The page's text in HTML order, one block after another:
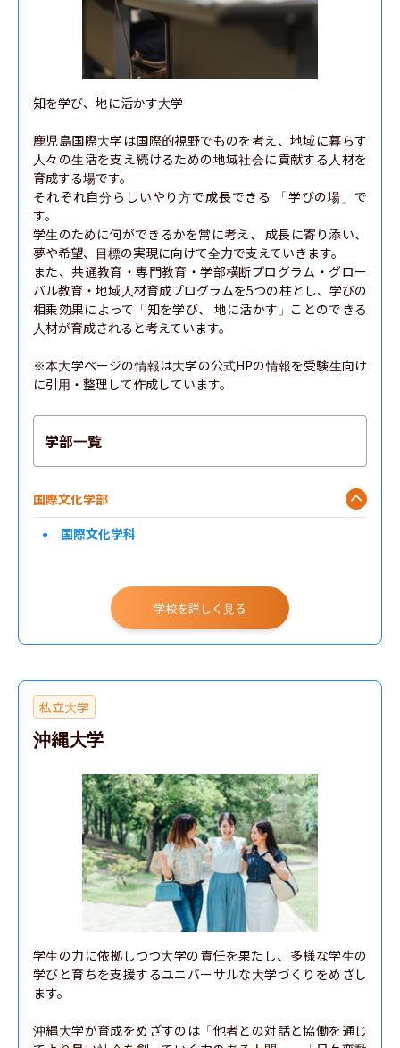
知を学び、地に活かす大学
鹿児島国際大学は国際的視野でものを考え、地域に暮らす
人々の生活を支え続けるための地域社会に貢献する人材を
育成する場です。
それぞれ自分らしいやり方で成長できる 「学びの場」で
す。
学生のために何ができるかを常に考え、 成長に寄り添い、
夢や希望、目標の実現に向けて全力で支えていきます。
また、共通教育・専門教育・学部横断プログラム・グロー
バル教育・地域人材育成プログラムを5つの柱とし、学びの
相乗効果によって「知を学び、 地に活かす」ことのできる
人材が育成されると考えています。
※本大学ページの情報は大学の公式HPの情報を受験生向け
に引用・整理して作成しています。
学部一覧
国際文化学部
国際文化学科
学校を詳しく見る
私立大学
沖縄大学
学生の力に依拠しつつ大学の責任を果たし、多様な学生の
学びと育ちを支援するユニバーサルな大学づくりをめざし
ます。
沖縄大学が育成をめざすのは「他者との対話と協働を通じ